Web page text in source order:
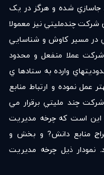
جاسازي شده و هرگز در يک
چندمليتي نيز معمولا
در مسير کاوش و شناسايي
شرکت عملا منفعل و محدود
وارده به ستادها ي
نموده و ارتباط منابع
چند مليتي برقرار مي
اين است که چرخه مديريت
منابع دانش? و بخش و
ذيل چرخه مديريت